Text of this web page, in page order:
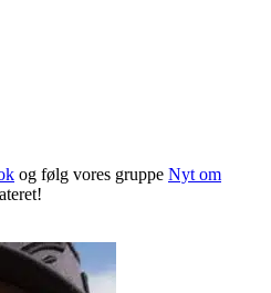
og følg vores gruppe Nyt om